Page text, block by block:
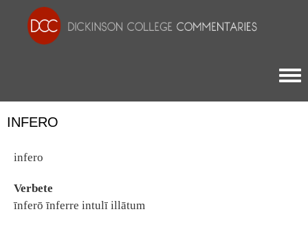
INFERO
infero
Verbete
īnferō īnferre intulī illātum